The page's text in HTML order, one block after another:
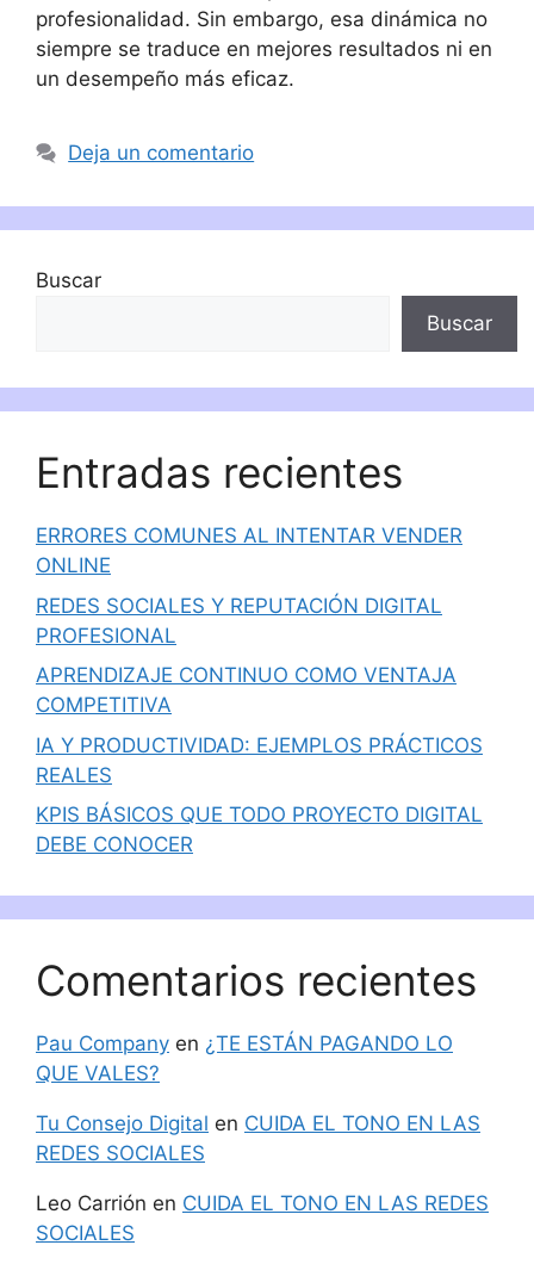
profesionalidad. Sin embargo, esa dinámica no
siempre se traduce en mejores resultados ni en
un desempeño más eficaz.
Deja un comentario
Buscar
Buscar
Entradas recientes
ERRORES COMUNES AL INTENTAR VENDER
ONLINE
REDES SOCIALES Y REPUTACIÓN DIGITAL
PROFESIONAL
APRENDIZAJE CONTINUO COMO VENTAJA
COMPETITIVA
IA Y PRODUCTIVIDAD: EJEMPLOS PRÁCTICOS
REALES
KPIS BÁSICOS QUE TODO PROYECTO DIGITAL
DEBE CONOCER
Comentarios recientes
Pau Company en ¿TE ESTÁN PAGANDO LO
QUE VALES?
Tu Consejo Digital en CUIDA EL TONO EN LAS
REDES SOCIALES
Leo Carrión en CUIDA EL TONO EN LAS REDES
SOCIALES